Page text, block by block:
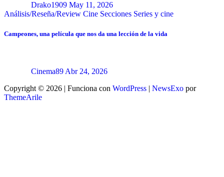
Drako1909 May 11, 2026
Análisis/Reseña/Review Cine Secciones Series y cine
Campeones, una película que nos da una lección de la vida
Cinema89 Abr 24, 2026
Copyright © 2026 | Funciona con WordPress | NewsExo por
ThemeArile